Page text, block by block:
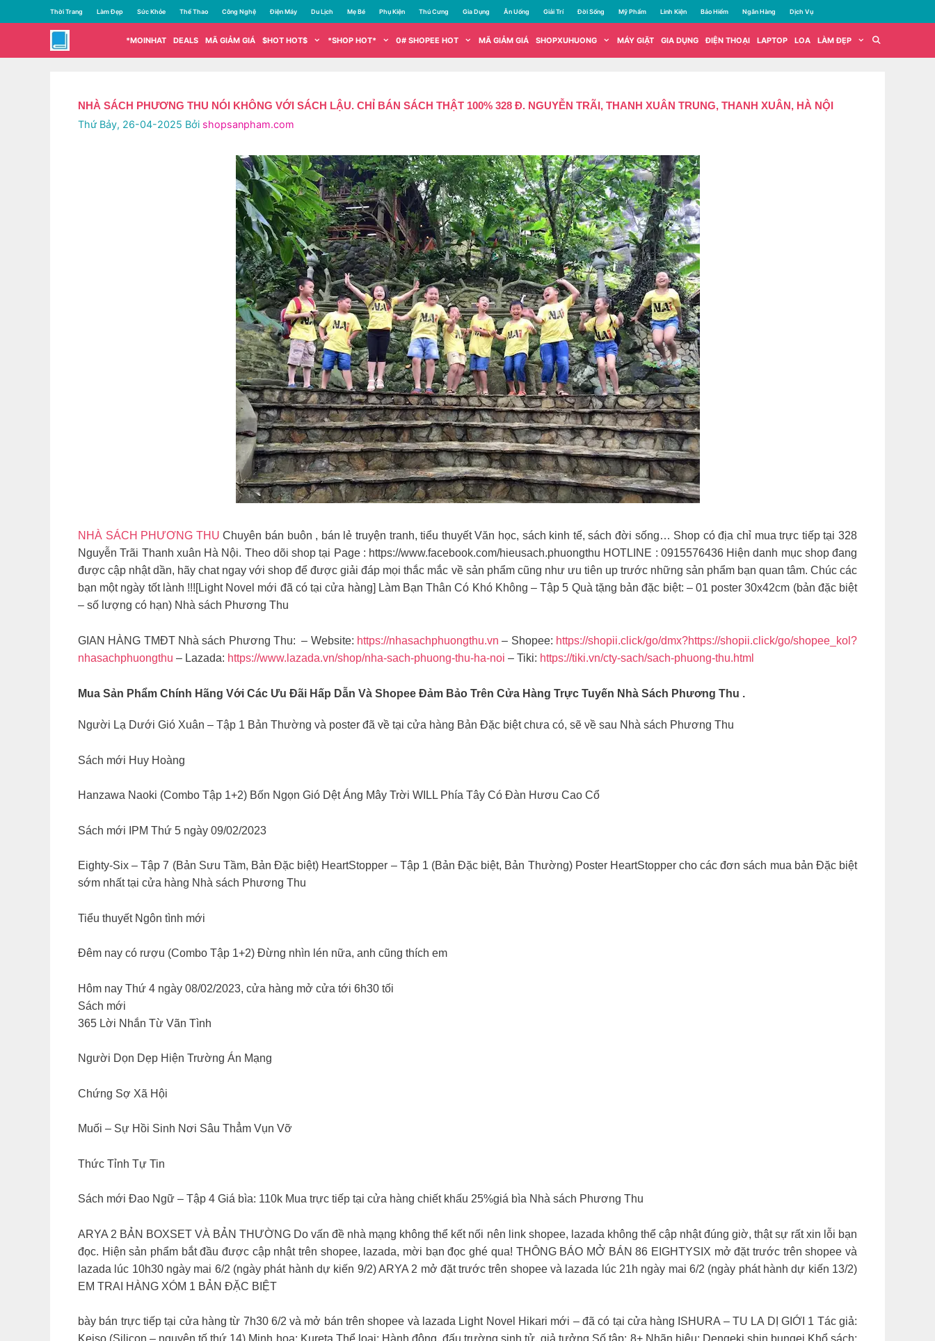
đến
dung
Thời Trang Làm Đẹp Sức Khỏe Thể Thao Công Nghệ Điện Máy Du Lịch Mẹ Bé Phụ Kiện Thú Cưng Gia Dụng Ăn Uống Giải Trí Đời Sống Mỹ Phẩm Linh Kiện Bảo Hiểm Ngân Hàng Dịch Vụ
*MOINHAT DEALS MÃ GIẢM GIÁ $HOT HOT$ *SHOP HOT* 0# SHOPEE HOT MÃ GIẢM GIÁ SHOPXUHUONG MÁY GIẶT GIA DỤNG ĐIỆN THOẠI LAPTOP LOA LÀM ĐẸP
NHÀ SÁCH PHƯƠNG THU NÓI KHÔNG VỚI SÁCH LẬU. CHỈ BÁN SÁCH THẬT 100% 328 Đ. NGUYỄN TRÃI, THANH XUÂN TRUNG, THANH XUÂN, HÀ NỘI
Thứ Bảy, 26-04-2025 Bởi shopsanpham.com
NHÀ SÁCH PHƯƠNG THU Chuyên bán buôn , bán lẻ truyện tranh, tiểu thuyết Văn học, sách kinh tế, sách đời sống… Shop có địa chỉ mua trực tiếp tại 328
Nguyễn Trãi Thanh xuân Hà Nội. Theo dõi shop tại Page : https://www.facebook.com/hieusach.phuongthu HOTLINE : 0915576436 Hiện danh mục shop đang
được cập nhật dần, hãy chat ngay với shop để được giải đáp mọi thắc mắc về sản phẩm cũng như ưu tiên up trước những sản phẩm bạn quan tâm. Chúc các
bạn một ngày tốt lành !!![Light Novel mới đã có tại cửa hàng] Làm Bạn Thân Có Khó Không – Tập 5 Quà tặng bản đặc biệt: – 01 poster 30x42cm (bản đặc biệt
– số lượng có hạn) Nhà sách Phương Thu
GIAN HÀNG TMĐT Nhà sách Phương Thu: – Website: https://nhasachphuongthu.vn – Shopee: https://shopii.click/go/dmx?https://shopii.click/go/shopee_kol?
nhasachphuongthu – Lazada: https://www.lazada.vn/shop/nha-sach-phuong-thu-ha-noi – Tiki: https://tiki.vn/cty-sach/sach-phuong-thu.html
Mua Sản Phẩm Chính Hãng Với Các Ưu Đãi Hấp Dẫn Và Shopee Đảm Bảo Trên Cửa Hàng Trực Tuyến Nhà Sách Phương Thu .
Người Lạ Dưới Gió Xuân – Tập 1 Bản Thường và poster đã về tại cửa hàng Bản Đặc biệt chưa có, sẽ về sau Nhà sách Phương Thu
Sách mới Huy Hoàng
Hanzawa Naoki (Combo Tập 1+2) Bốn Ngọn Gió Dệt Áng Mây Trời WILL Phía Tây Có Đàn Hươu Cao Cổ
Sách mới IPM Thứ 5 ngày 09/02/2023
Eighty-Six – Tập 7 (Bản Sưu Tầm, Bản Đặc biệt) HeartStopper – Tập 1 (Bản Đặc biệt, Bản Thường) Poster HeartStopper cho các đơn sách mua bản Đặc biệt
sớm nhất tại cửa hàng Nhà sách Phương Thu
Tiểu thuyết Ngôn tình mới
Đêm nay có rượu (Combo Tập 1+2) Đừng nhìn lén nữa, anh cũng thích em
Hôm nay Thứ 4 ngày 08/02/2023, cửa hàng mở cửa tới 6h30 tối
Sách mới
365 Lời Nhắn Từ Vãn Tình
Người Dọn Dẹp Hiện Trường Án Mạng
Chứng Sợ Xã Hội
Muối – Sự Hồi Sinh Nơi Sâu Thẳm Vụn Vỡ
Thức Tỉnh Tự Tin
Sách mới Đao Ngữ – Tập 4 Giá bìa: 110k Mua trực tiếp tại cửa hàng chiết khấu 25%giá bìa Nhà sách Phương Thu
ARYA 2 BẢN BOXSET VÀ BẢN THƯỜNG Do vấn đề nhà mạng không thể kết nối nên link shopee, lazada không thể cập nhật đúng giờ, thật sự rất xin lỗi bạn
đọc. Hiện sản phẩm bắt đầu được cập nhật trên shopee, lazada, mời bạn đọc ghé qua! THÔNG BÁO MỞ BÁN 86 EIGHTYSIX mở đặt trước trên shopee và
lazada lúc 10h30 ngày mai 6/2 (ngày phát hành dự kiến 9/2) ARYA 2 mở đặt trước trên shopee và lazada lúc 21h ngày mai 6/2 (ngày phát hành dự kiến 13/2)
EM TRAI HÀNG XÓM 1 BẢN ĐẶC BIỆT
bày bán trực tiếp tại cửa hàng từ 7h30 6/2 và mở bán trên shopee và lazada Light Novel Hikari mới – đã có tại cửa hàng ISHURA – TU LA DỊ GIỚI 1 Tác giả: